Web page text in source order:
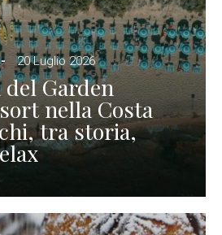
20 Luglio 2026
Garden
nella Costa
tra storia,